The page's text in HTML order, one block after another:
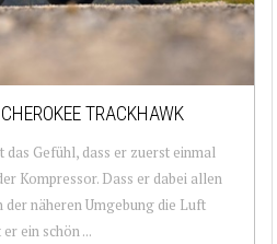
TRACKHAWK
das Gefühl, dass er zuerst einmal
Kompressor. Dass er dabei allen
der näheren Umgebung die Luft
ein schön ...